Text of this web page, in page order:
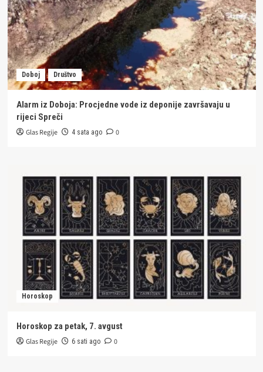
Doboj Društvo
Alarm iz Doboja: Procjedne vode iz deponije završavaju u
rijeci Spreči
Glas Regije 4 sata ago 0
Horoskop
Horoskop za petak, 7. avgust
Glas Regije 6 sati ago 0